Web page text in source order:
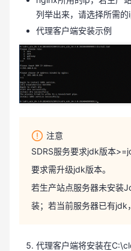
列举出来，请选择所需
代理客户端安装示例
注意
SDRS服务要求jdk版本
要求需升级jdk版本。
若生产站点服务器未安装
装；若当前服务器已有jdk
代理客户端将安装在